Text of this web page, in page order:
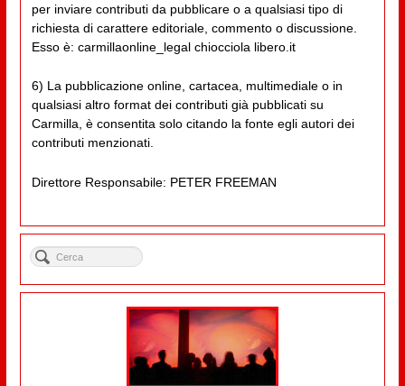
per inviare contributi da pubblicare o a qualsiasi tipo di
richiesta di carattere editoriale, commento o discussione.
Esso è: carmillaonline_legal chiocciola libero.it
6) La pubblicazione online, cartacea, multimediale o in
qualsiasi altro format dei contributi già pubblicati su
Carmilla, è consentita solo citando la fonte egli autori dei
contributi menzionati.
Direttore Responsabile: PETER FREEMAN